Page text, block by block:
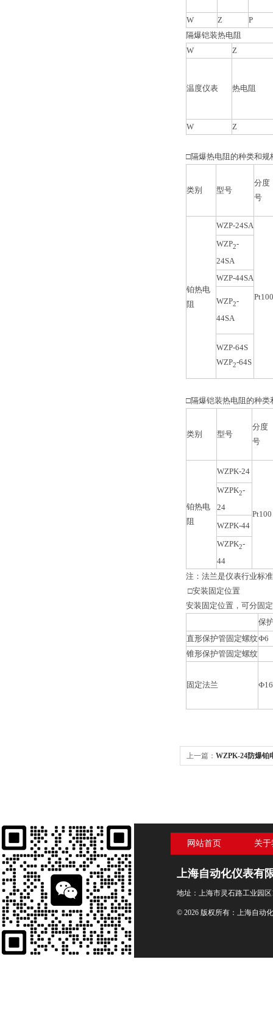
W Z
P
隔爆铠装热电阻
W
Z
温度仪表 热电阻
W Z
□隔爆热电阻的种类和规
类别 型号
分度
号
铂热电
阻
WZP-24SA
Pt100
WZP2-
24SA
WZP-44SA
WZP2-
44SA
WZP-64S
WZP2-64S
□隔爆铠装热电阻的种类
类别 型号
分度
号
铂热电
阻
WZPK-24
Pt100
WZPK2-
24
WZPK-44
WZPK2-
44
注：法兰是仪表行业标
□安装固定位置
安装固定位置，可分固
保
直形保护管固定螺纹Ф6
锥形保护管固定螺纹
固定法兰 Ф16
上一篇： WZPK-24防爆铂
网站首页 关
上海自动化仪表有
地址：上海市灵石路工业园区
© 2026 版权所有：上海自动